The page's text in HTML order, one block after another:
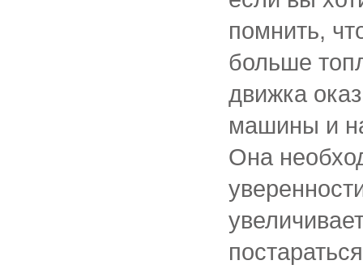
помнить,
больше
движка
машины и
Она